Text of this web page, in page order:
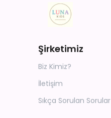
Şirketimiz
Biz Kimiz?
İletişim
Sıkça Sorulan Sorular